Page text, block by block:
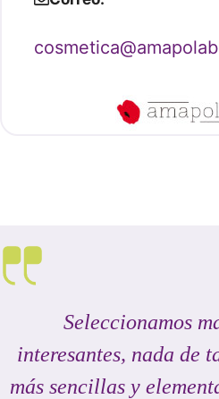
Seleccionamos
interesantes, nada de
más sencillas y